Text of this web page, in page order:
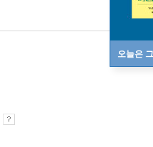
오늘은